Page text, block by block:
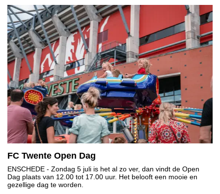
FC Twente Open Dag
ENSCHEDE - Zondag 5 juli is het al zo ver, dan vindt de Open
Dag plaats van 12.00 tot 17.00 uur. Het belooft een mooie en
gezellige dag te worden.